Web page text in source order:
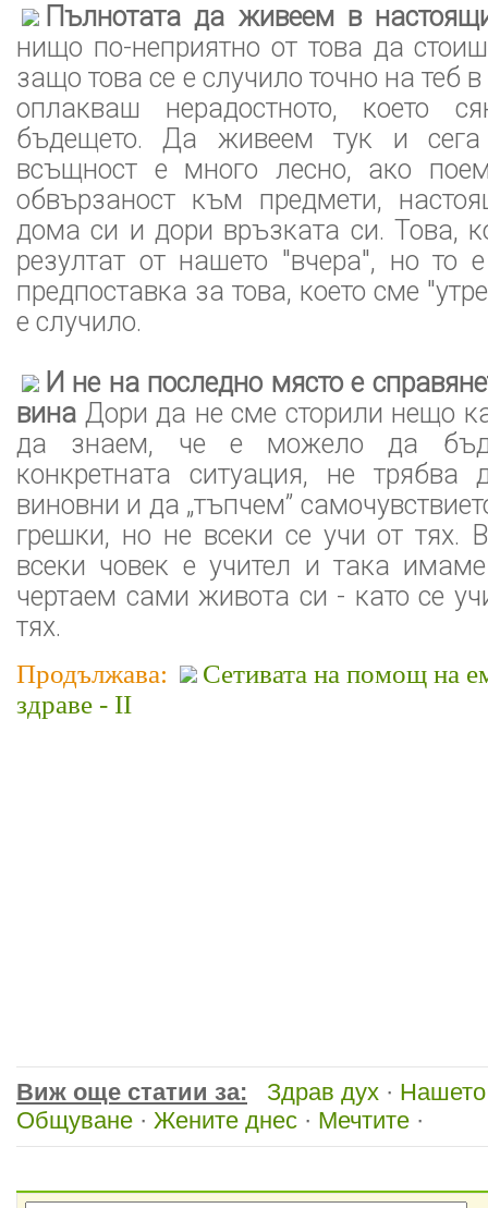
Пълнотата да живеем в
нищо по-неприятно от това да
защо това се е случило точно на теб
оплакваш нерадостното, което
бъдещето. Да живеем тук и сега
всъщност е много лесно, ако
обвързаност към предмети,
дома си и дори връзката си. Това,
резултат от нашето "вчера", но то
предпоставка за това, което сме
е случило.
И не на последно място е
вина Дори да не сме сторили нещо
да знаем, че е можело да
конкретната ситуация, не трябва
виновни и да „тъпчем”
грешки, но не всеки се учи от тях.
всеки човек е учител и така
чертаем сами живота си - като се
тях.
Продължава:
Сетивата на помощ на
здраве - II
Виж още статии за: Здрав дух ·
Общуване · Жените днес · Мечтите ·